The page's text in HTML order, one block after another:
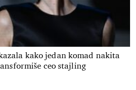
kako jedan komad nakita
ceo stajling